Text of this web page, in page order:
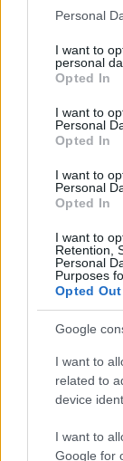
Please note
not limited to
grant or deny
use your data
consent section.
Personal
I want to
personal
Opted In
I want to
Personal
Opted In
I want to
Personal
Opted In
I want to
Retention,
Personal
Purposes
Opted Out
Google
I want to
related to
device
I want to
Google for
Ajánlott